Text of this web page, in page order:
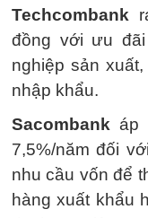
Techcombank
đồng với ưu
nghiệp sản
nhập khẩu.
Sacombank áp
7,5%/năm đối
nhu cầu vốn để
hàng xuất khẩu